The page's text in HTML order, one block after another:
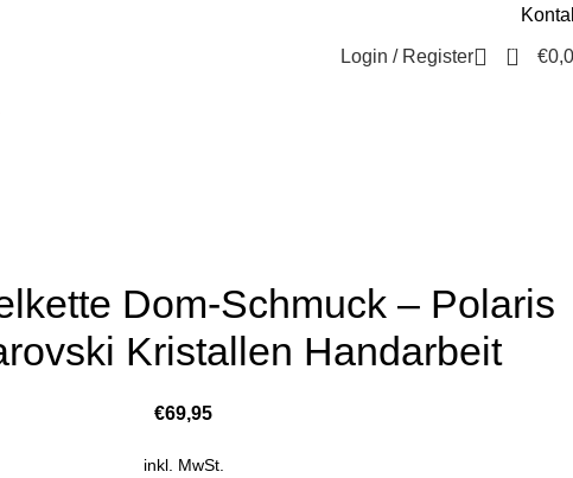
Login / Register 0 €
Dom-Schmuck – Polaris
Kristallen Handarbeit
€69,95
inkl. MwSt.